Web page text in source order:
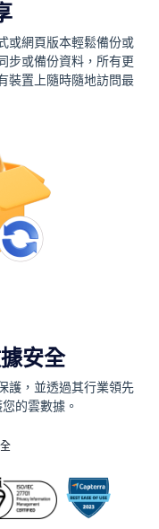
或網頁版本輕鬆備份或
步或備份資料，所有更
裝置上隨時隨地訪問最
安全
護，並透過其行業領先
的雲數據。